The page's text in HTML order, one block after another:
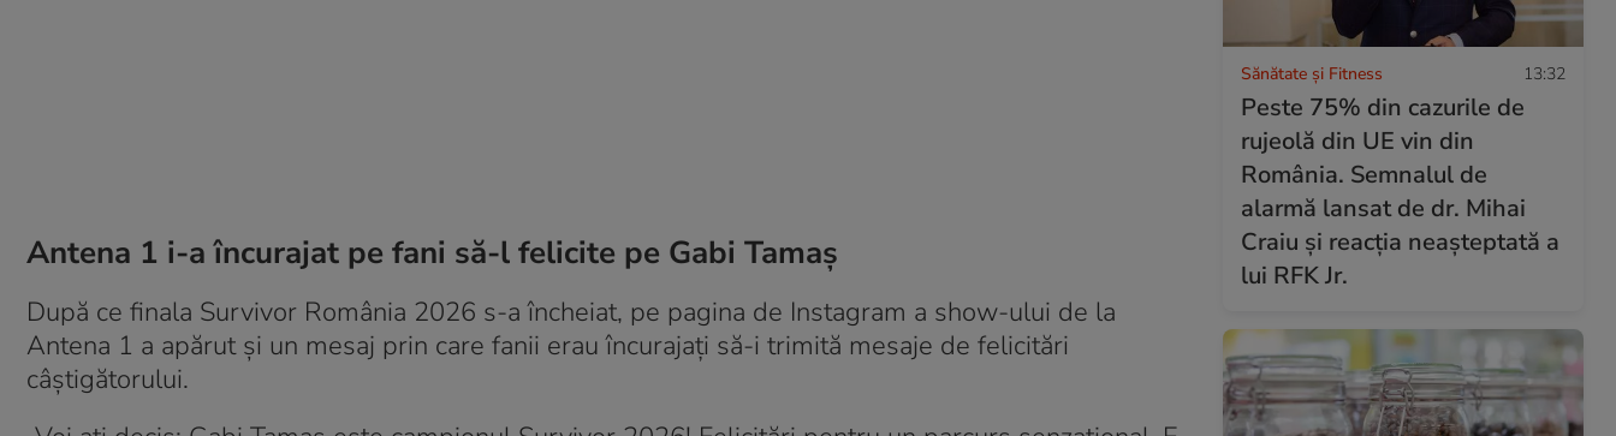
Antena 1 i-a încurajat pe fani să-l felicite pe Gabi Tamaș
După ce finala Survivor România 2026 s-a încheiat, pe pagina de Instagram a show-ului de la
Antena 1 a apărut și un mesaj prin care fanii erau încurajați să-i trimită mesaje de felicitări
câștigătorului.
Sănătate și Fitness 13:32
Peste 75% din cazurile de
rujeolă din UE vin din
România. Semnalul de
alarmă lansat de dr. Mihai
Craiu și reacția neașteptată a
lui RFK Jr.